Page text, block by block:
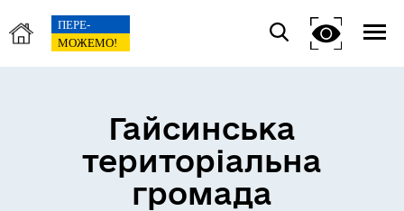
Гайсинська
територіальна
громада